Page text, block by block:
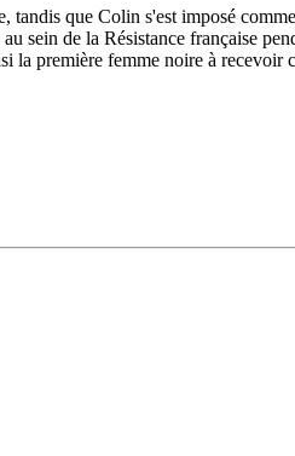
que Colin s'est imposé
sein de la Résistance française
première femme noire à recevoir